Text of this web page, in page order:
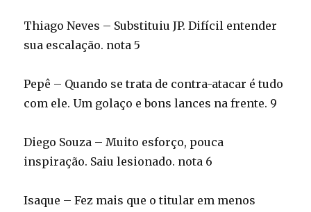
Thiago Neves – Substituiu JP. Difícil entender
sua escalação. nota 5
Pepê – Quando se trata de contra-atacar é tudo
com ele. Um golaço e bons lances na frente. 9
Diego Souza – Muito esforço, pouca
inspiração. Saiu lesionado. nota 6
Isaque – Fez mais que o titular em menos